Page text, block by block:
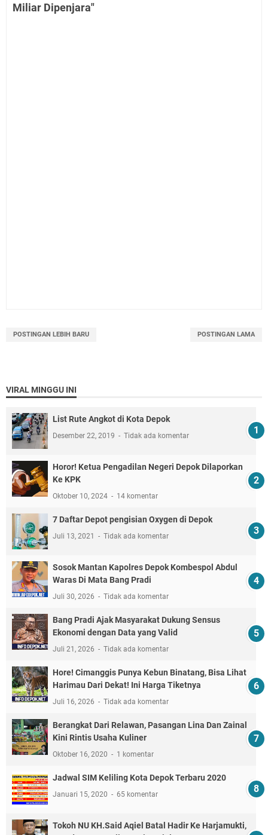
Miliar Dipenjara"
POSTINGAN LEBIH BARU POSTINGAN LAMA
VIRAL MINGGU INI
List Rute Angkot di Kota Depok
Desember 22, 2019 Tidak ada komentar
Horor! Ketua Pengadilan Negeri Depok Dilaporkan
Ke KPK
Oktober 10, 2024 14 komentar
7 Daftar Depot pengisian Oxygen di Depok
Juli 13, 2021 Tidak ada komentar
Sosok Mantan Kapolres Depok Kombespol Abdul
Waras Di Mata Bang Pradi
Juli 30, 2026 Tidak ada komentar
Bang Pradi Ajak Masyarakat Dukung Sensus
Ekonomi dengan Data yang Valid
Juli 21, 2026 Tidak ada komentar
Hore! Cimanggis Punya Kebun Binatang, Bisa Lihat
Harimau Dari Dekat! Ini Harga Tiketnya
Juli 16, 2026 Tidak ada komentar
Berangkat Dari Relawan, Pasangan Lina Dan Zainal
Kini Rintis Usaha Kuliner
Oktober 16, 2020 1 komentar
Jadwal SIM Keliling Kota Depok Terbaru 2020
Januari 15, 2020 65 komentar
Tokoh NU KH.Said Aqiel Batal Hadir Ke Harjamukti,